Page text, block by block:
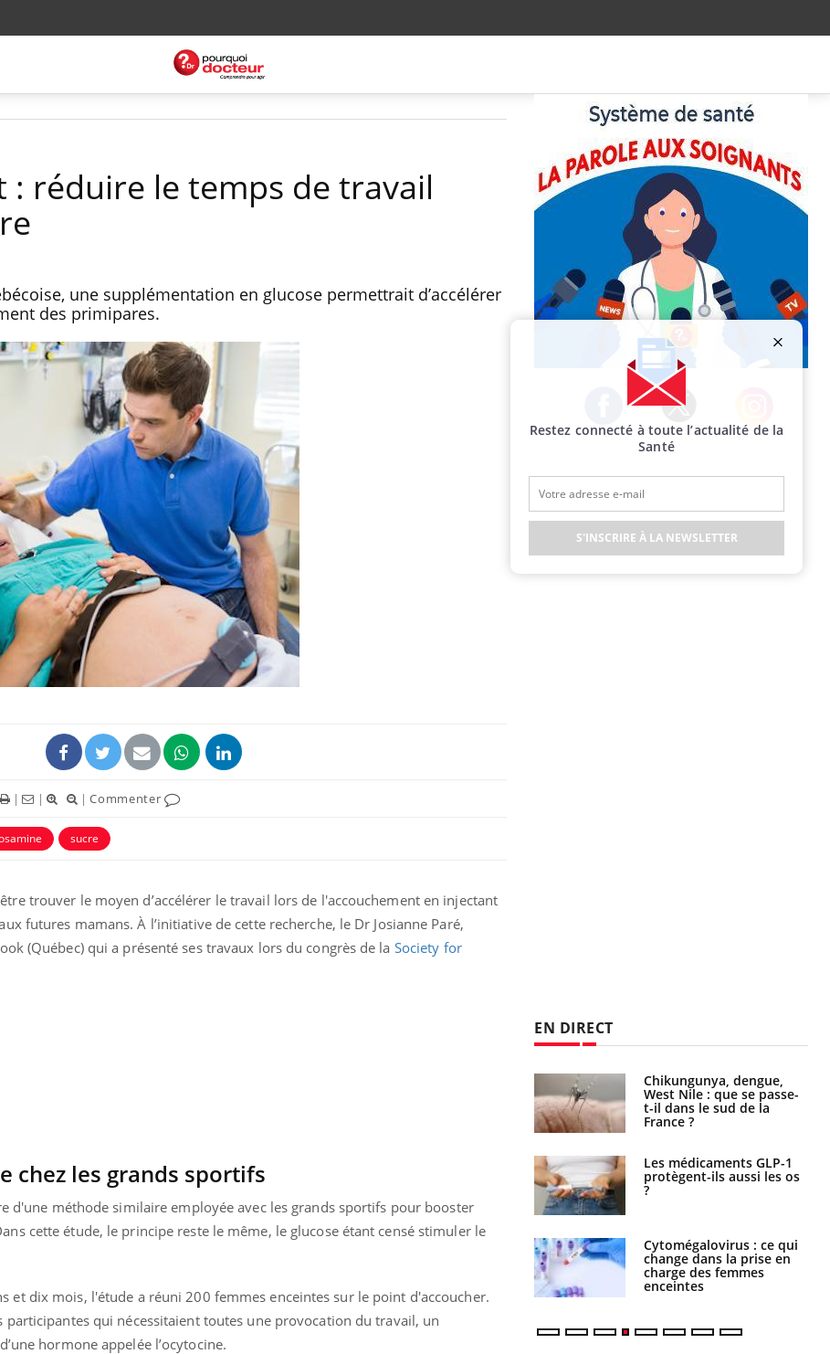
: réduire le temps de travail
une supplémentation en glucose permettrait d’accélérer
des primipares.
| | |Commenter
sucre
trouver le moyen d’accélérer le travail lors de l'accouchement en injectant
futures mamans. À l’initiative de cette recherche, le Dr Josianne Paré,
(Québec) qui a présenté ses travaux lors du congrès de la Society for
chez les grands sportifs
d'une méthode similaire employée avec les grands sportifs pour booster
cette étude, le principe reste le même, le glucose étant censé stimuler le
et dix mois, l'étude a réuni 200 femmes enceintes sur le point d'accoucher.
participantes qui nécessitaient toutes une provocation du travail, un
hormone appelée l’ocytocine.
Facebook Twitter Instagram
EN DIRECT
Mortalité infantile : un
rapport s’interroge sur
son taux élevé en France
Grossesse à risque : ce jus
sur nos soirées
Chikungunya, dengue,
West Nile : que se passe-
t-il dans le sud de la
France ?
Les médicaments GLP-1
protègent-ils aussi les os
?
Cytomégalovirus : ce qui
change dans la prise en
charge des femmes
enceintes
Restez connecté à toute l’actualité de la
Santé
S'INSCRIRE À LA NEWSLETTER